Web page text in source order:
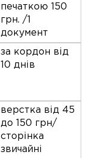
печаткою 150
грн. /1
документ
за кордон від
10 днів
верстка від 45
до 150 грн/
сторінка
звичайні